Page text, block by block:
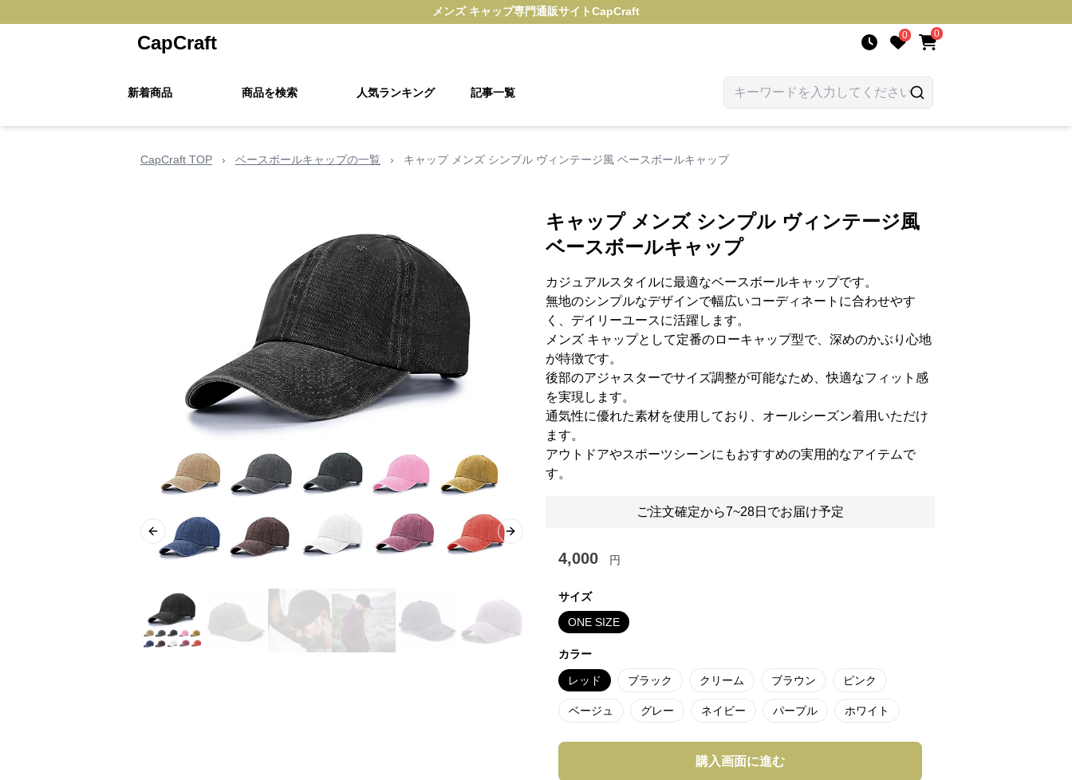
メンズ キャップ専門通販サイトCapCraft
CapCraft 0 0
新着商品 商品を検索 人気ランキング 記事一覧
CapCraft TOP › ベースボールキャップの一覧 › キャップ メンズ シンプル ヴィンテージ風 ベースボールキャップ
Previous slide Next slide
キャップ メンズ シンプル ヴィンテージ風
ベースボールキャップ
カジュアルスタイルに最適なベースボールキャップです。
無地のシンプルなデザインで幅広いコーディネートに合わせやす
く、デイリーユースに活躍します。
メンズ キャップとして定番のローキャップ型で、深めのかぶり心地
が特徴です。
後部のアジャスターでサイズ調整が可能なため、快適なフィット感
を実現します。
通気性に優れた素材を使用しており、オールシーズン着用いただけ
ます。
アウトドアやスポーツシーンにもおすすめの実用的なアイテムで
す。
ご注文確定から7~28日でお届け予定
4,000 円
サイズ
ONE SIZE
カラー
レッド ブラック クリーム ブラウン ピンク
ベージュ グレー ネイビー パープル ホワイト
購入画面に進む